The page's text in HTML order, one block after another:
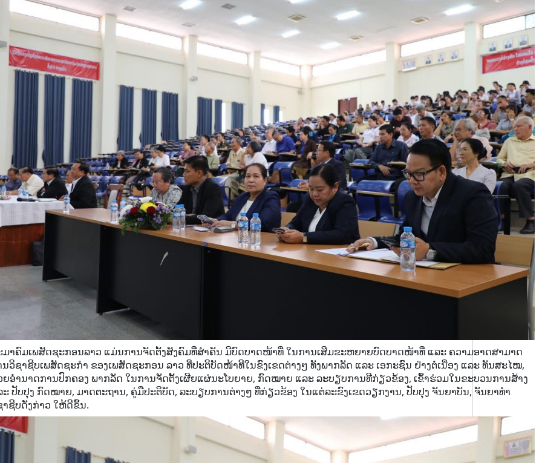
ມາຄົມເພສັດຊະກອນລາວ ແມ່ນການຈັດຕັ້ງສັງຄົມທີ່ສໍາຄັນ ມີບົດບາດໜ້າທີ່ ໃນການເສີມຂະຫຍາຍບົດບາດໜ້າທີ່ ແລະ ຄວາມອາດສາມາດ
ວິຊາຊີບເພສັດຊະກໍາ ຂອງເພສັດຊະກອນ ລາວ ທີ່ປະຕິບັດໜ້າທີໃນຂົງເຂດຕ່າງໆ ທັງພາກລັດ ແລະ ເອກະຊົນ ຢ່າງຕໍ່ເນື່ອງ ແລະ ທັນສະໄໝ,
ຍອໍານາດການປົກຄອງ ພາກລັດ ໃນການຈັດຕັ້ງເຜີຍແຜ່ນະໂບຍາຍ, ກົດໝາຍ ແລະ ລະບຽບການທີກ່ຽວຂ້ອງ, ເຂົ້າຮ່ວມໃນຂະບວນການສ້າງ
ປັບປຸງ ກົດໝາຍ, ມາດຕະຖານ, ຄູ່ມືປະຕິບັດ, ລະບຽບການຕ່າງໆ ທີ່ກ່ຽວຂ້ອງ ໃນແຕ່ລະຂົງເຂດວຽກງານ, ປັບປຸງ ຈັນຍາບັນ, ຈັນຍາທໍາ
າຊີບດັ່ງກ່າວ ໃຫ້ດີຂຶ້ນ.